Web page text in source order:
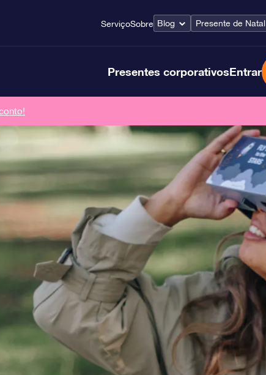
ServiçoSobre Blog Presente de Natal
Presentes corporativosEntrar